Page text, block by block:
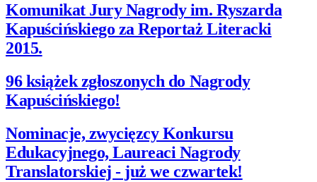
Komunikat Jury Nagrody im. Ryszarda
Kapuścińskiego za Reportaż Literacki
2015.
96 książek zgłoszonych do Nagrody
Kapuścińskiego!
Nominacje, zwycięzcy Konkursu
Edukacyjnego, Laureaci Nagrody
Translatorskiej - już we czwartek!